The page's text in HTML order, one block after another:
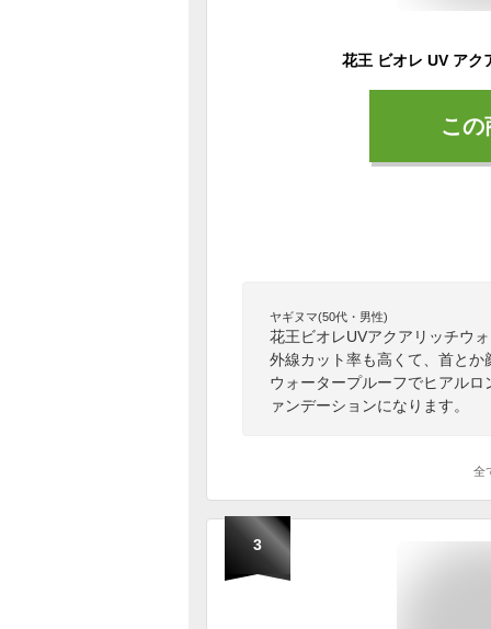
こ
ヤギヌマ(50代・男性)
花王ビオレUVアクアリッチウ
外線カット率も高くて、首と
ウォータープルーフでヒアル
ァンデーションになります。
全
3